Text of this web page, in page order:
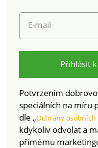
E-mail
Přihlásit
Potvrzením
speciálních na míru
dle „Ochrany
kdykoliv odvolat a
přímému